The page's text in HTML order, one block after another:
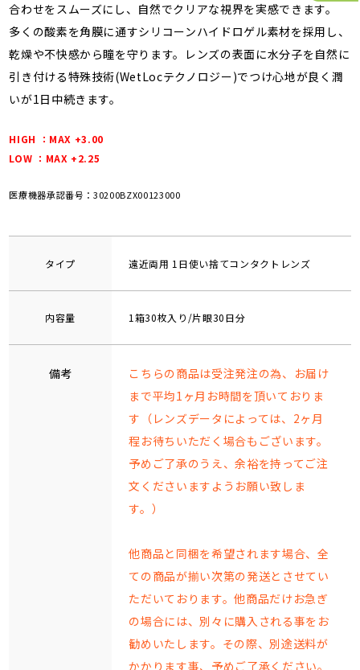
合わせをスムーズにし、自然でクリアな視界を実感できます。
多くの酸素を角膜に通すシリコーンハイドロゲル素材を採用し、
乾燥や不快感から瞳を守ります。レンズの表面に水分子を自然に
引き付ける特殊技術(WetLocテクノロジー)でつけ心地が良く潤
いが1日中続きます。
HIGH ：MAX +3.00
LOW ：MAX +2.25
医療機器承認番号：30200BZX00123000
タイプ 遠近両用 1日使い捨てコンタクトレンズ
内容量 1箱30枚入り/片眼30日分
備考
こちらの商品は受注発注の為、お届け
まで平均1ヶ月お時間を頂いておりま
す（レンズデータによっては、2ヶ月
程お待ちいただく場合もございます。
予めご了承のうえ、余裕を持ってご注
文くださいますようお願い致しま
す。）
他商品と同梱を希望されます場合、全
ての商品が揃い次第の発送とさせてい
ただいております。他商品だけお急ぎ
の場合には、別々に購入される事をお
勧めいたします。その際、別途送料が
かかります事、予めご了承ください。